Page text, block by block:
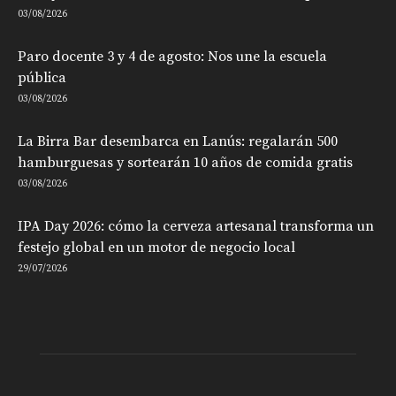
03/08/2026
Paro docente 3 y 4 de agosto: Nos une la escuela
pública
03/08/2026
La Birra Bar desembarca en Lanús: regalarán 500
hamburguesas y sortearán 10 años de comida gratis
03/08/2026
IPA Day 2026: cómo la cerveza artesanal transforma un
festejo global en un motor de negocio local
29/07/2026